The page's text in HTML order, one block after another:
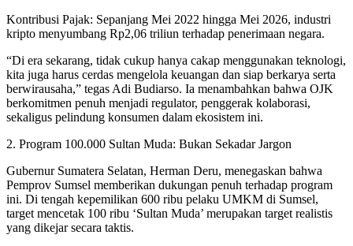
​Kontribusi Pajak: Sepanjang Mei 2022 hingga Mei 2026, industri
kripto menyumbang Rp2,06 triliun terhadap penerimaan negara.
​“Di era sekarang, tidak cukup hanya cakap menggunakan teknologi,
kita juga harus cerdas mengelola keuangan dan siap berkarya serta
berwirausaha,” tegas Adi Budiarso. Ia menambahkan bahwa OJK
berkomitmen penuh menjadi regulator, penggerak kolaborasi,
sekaligus pelindung konsumen dalam ekosistem ini.
​2. Program 100.000 Sultan Muda: Bukan Sekadar Jargon
​Gubernur Sumatera Selatan, Herman Deru, menegaskan bahwa
Pemprov Sumsel memberikan dukungan penuh terhadap program
ini. Di tengah kepemilikan 600 ribu pelaku UMKM di Sumsel,
target mencetak 100 ribu ‘Sultan Muda’ merupakan target realistis
yang dikejar secara taktis.